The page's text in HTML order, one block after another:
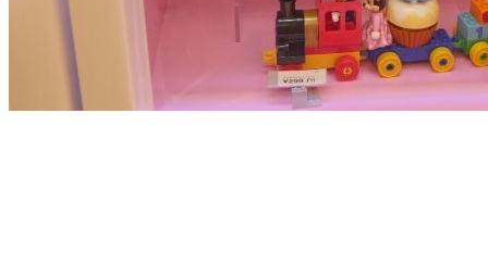
彩色积木堆积成的彩虹桥
彩虹桥由此地通向二层，不仅形象地告诉孩子模型是如何拼成
的，还顺便普及了建筑相关的小知识。讲真，这样寓教于乐的